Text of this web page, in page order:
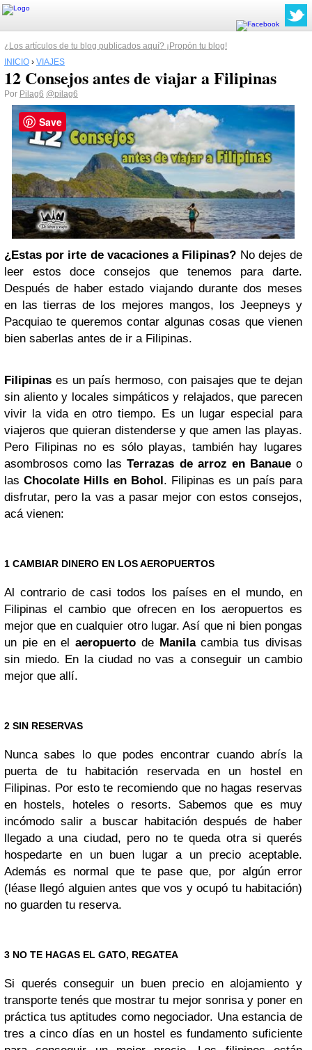
¿Los artículos de tu blog publicados aquí? ¡Propón tu blog!
INICIO › VIAJES
12 Consejos antes de viajar a Filipinas
Por Pilag6 @pilag6
¿Estas por irte de vacaciones a Filipinas? No dejes de
leer estos doce consejos que tenemos para darte.
Después de haber estado viajando durante dos meses
en las tierras de los mejores mangos, los Jeepneys y
Pacquiao te queremos contar algunas cosas que vienen
bien saberlas antes de ir a Filipinas.
Filipinas es un país hermoso, con paisajes que te dejan
sin aliento y locales simpáticos y relajados, que parecen
vivir la vida en otro tiempo. Es un lugar especial para
viajeros que quieran distenderse y que amen las playas.
Pero Filipinas no es sólo playas, también hay lugares
asombrosos como lasTerrazas de arroz en Banaueo
lasChocolate Hills en Bohol. Filipinas es un país para
disfrutar, pero la vas a pasar mejor con estos consejos,
acá vienen:
1 CAMBIAR DINERO EN LOS AEROPUERTOS
Al contrario de casi todos los países en el mundo, en
Filipinas el cambio que ofrecen en los aeropuertos es
mejor que en cualquier otro lugar. Así que ni bien pongas
un pie en elaeropuerto de Manilacambia tus divisas
sin miedo. En la ciudad no vas a conseguir un cambio
mejor que allí.
2 SIN RESERVAS
Nunca sabes lo que podes encontrar cuando abrís la
puerta de tu habitación reservada en un hostel en
Filipinas. Por esto te recomiendo que no hagas reservas
en hostels, hoteles o resorts. Sabemos que es muy
incómodo salir a buscar habitación después de haber
llegado a una ciudad, pero no te queda otra si querés
hospedarte en un buen lugar a un precio aceptable.
Además es normal que te pase que, por algún error
(léase llegó alguien antes que vos y ocupó tu habitación)
no guarden tu reserva.
3 NO TE HAGAS EL GATO, REGATEA
Si querés conseguir un buen precio en alojamiento y
transporte tenés que mostrar tu mejor sonrisa y poner en
práctica tus aptitudes como negociador. Una estancia de
tres a cinco días en un hostel es fundamento suficiente
Save